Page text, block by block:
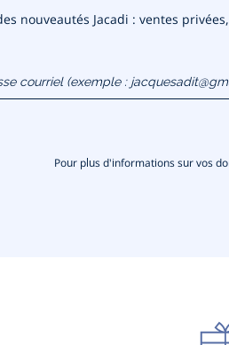
nouveautés Jacadi : ventes
Pour plus d'informations sur vos